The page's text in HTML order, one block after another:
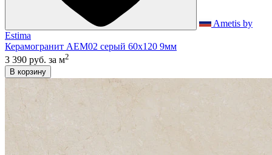
Ametis by
Estima
Керамогранит AEM02 серый 60x120 9мм
3 390 руб. за м2
В корзину